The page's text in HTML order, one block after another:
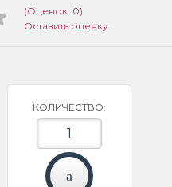
(Оценок: 0)
Оставить оценку
КОЛИЧЕСТВО: